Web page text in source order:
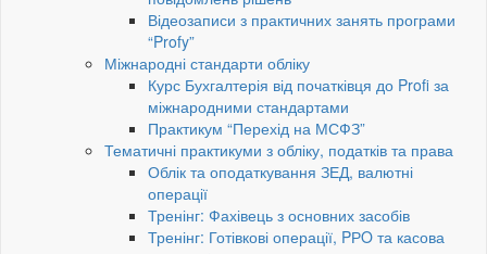
Відеозаписи з практичних занять програми
“Profy”
Міжнародні стандарти обліку
Курс Бухгалтерія від початківця до Profi за
міжнародними стандартами
Практикум “Перехід на МСФЗ”
Тематичні практикуми з обліку, податків та права
Облік та оподаткування ЗЕД, валютні
операції
Тренінг: Фахівець з основних засобів
Тренінг: Готівкові операції, PРO та касова